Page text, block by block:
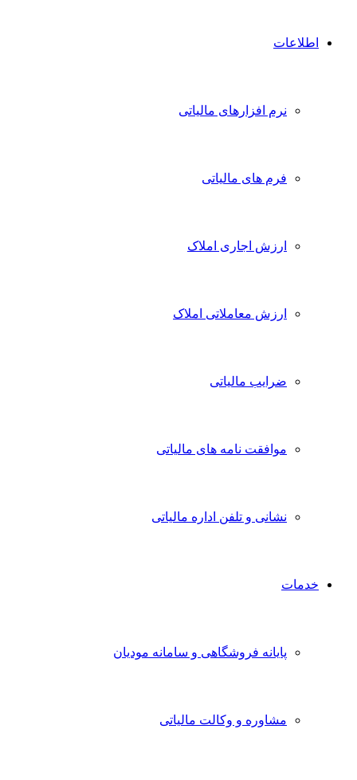
اطلاعات
نرم افزارهای مالیاتی
فرم های مالیاتی
ارزش اجاری املاک
ارزش معاملاتی املاک
ضرایب مالیاتی
موافقت نامه های مالیاتی
نشانی و تلفن اداره مالیاتی
خدمات
پایانه فروشگاهی و سامانه مودیان
مشاوره و وکالت مالیاتی